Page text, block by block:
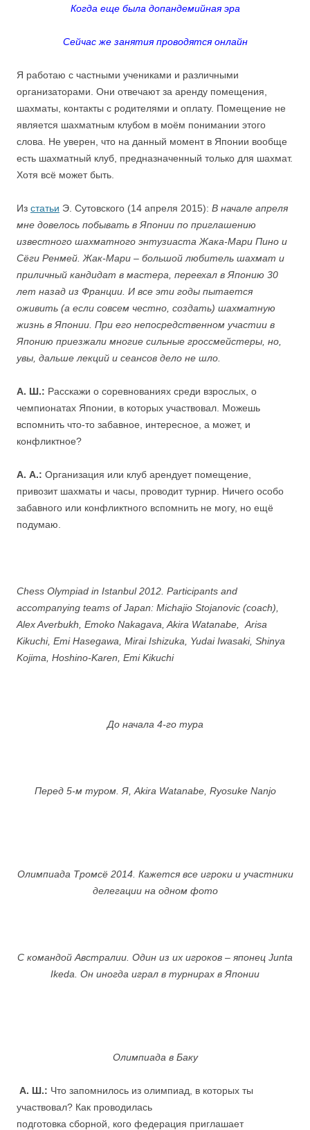
Когда еще была допандемийная эра
Сейчас же занятия проводятся онлайн
Я работаю с частными учениками и различными
организаторами. Они отвечают за аренду помещения,
шахматы, контакты с родителями и оплату. Помещение не
является шахматным клубом в моём понимании этого
слова. Не уверен, что на данный момент в Японии вообще
есть шахматный клуб, предназначенный только для шахмат.
Хотя всё может быть.
Из статьи Э. Сутовского (14 апреля 2015): В начале апреля
мне довелось побывать в Японии по приглашению
известного шахматного энтузиаста Жака-Мари Пино и
Сёги Ренмей. Жак-Мари – большой любитель шахмат и
приличный кандидат в мастера, переехал в Японию 30
лет назад из Франции. И все эти годы пытается
оживить (а если совсем честно, создать) шахматную
жизнь в Японии. При его непосредственном участии в
Японию приезжали многие сильные гроссмейстеры, но,
увы, дальше лекций и сеансов дело не шло.
А. Ш.: Расскажи о соревнованиях среди взрослых, о
чемпионатах Японии, в которых участвовал. Можешь
вспомнить что-то забавное, интересное, а может, и
конфликтное?
А. А.: Организация или клуб арендует помещение,
привозит шахматы и часы, проводит турнир. Ничего особо
забавного или конфликтного вспомнить не могу, но ещё
подумаю.
Chess Olympiad in Istanbul 2012. Participants and
accompanying teams of Japan: Michajio Stojanovic (coach),
Alex Averbukh, Emoko Nakagava, Akira Watanabe, Arisa
Kikuchi, Emi Hasegawa, Mirai Ishizuka, Yudai Iwasaki, Shinya
Kojima, Hoshino-Karen, Emi Kikuchi
До начала 4-го тура
Перед 5-м туром. Я, Akira Watanabe, Ryosuke Nanjo
Олимпиада Тромсё 2014. Кажется все игроки и участники
делегации на одном фото
С командой Австралии. Один из их игроков – японец Junta
Ikeda. Он иногда играл в турнирах в Японии
Олимпиада в Баку
А. Ш.: Что запомнилось из олимпиад, в которых ты
участвовал? Как проводилась
подготовка сборной, кого федерация приглашает